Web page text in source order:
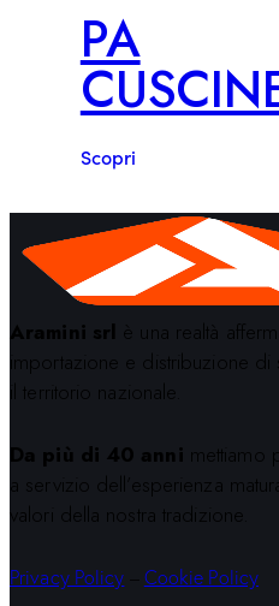
PA
Scopri
Aramini srl è una realtà
importazione e distribuzione di
il territorio nazionale.
Da più di 40 anni mettiamo
a servizio dell’esperienza
valori della nostra tradizione.
Privacy Policy Cookie Policy